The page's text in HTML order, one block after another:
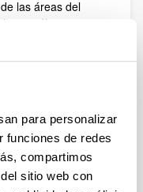
para personalizar
funciones de redes
compartimos
sitio web con
las áreas del
análisis
y
de proyectos
e
con empresas.
las siguientes:
de control